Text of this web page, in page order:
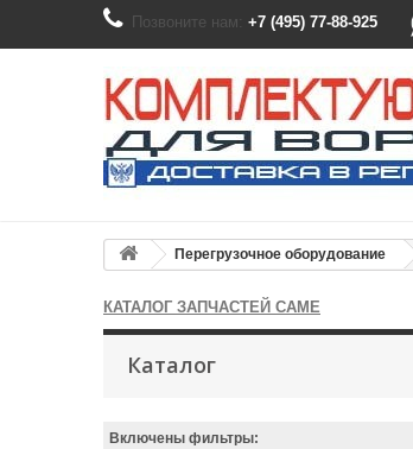
Позвоните нам: +7 (495) 77-88-925
Перегрузочное оборудование
КАТАЛОГ ЗАПЧАСТЕЙ CAME
Каталог
Включены фильтры: